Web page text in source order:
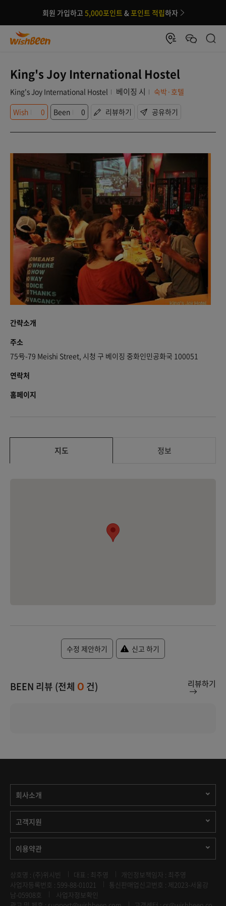
회원 가입하고 5,000포인트 &포인트 적립하자
King's Joy International Hostel
King's Joy International Hostel 베이징 시
숙박·호텔
Wish
0 Been 0 리뷰하기 공유하기
간략소개
주소
75号-79 Meishi Street, 시청 구 베이징 중화인민공화국 100051
연락처
홈페이지
지도 정보
수정 제안하기 신고 하기
BEEN 리뷰 (전체 0 건) 리뷰하기
회사소개
고객지원
이용약관
상호명 : (주)위시빈 대표 : 최주영
개인정보책임자 : 최주영
사업자등록번호 : 599-88-01021
통신판매업신고번호 : 제2023-서울강
남-05908호
사업자정보확인